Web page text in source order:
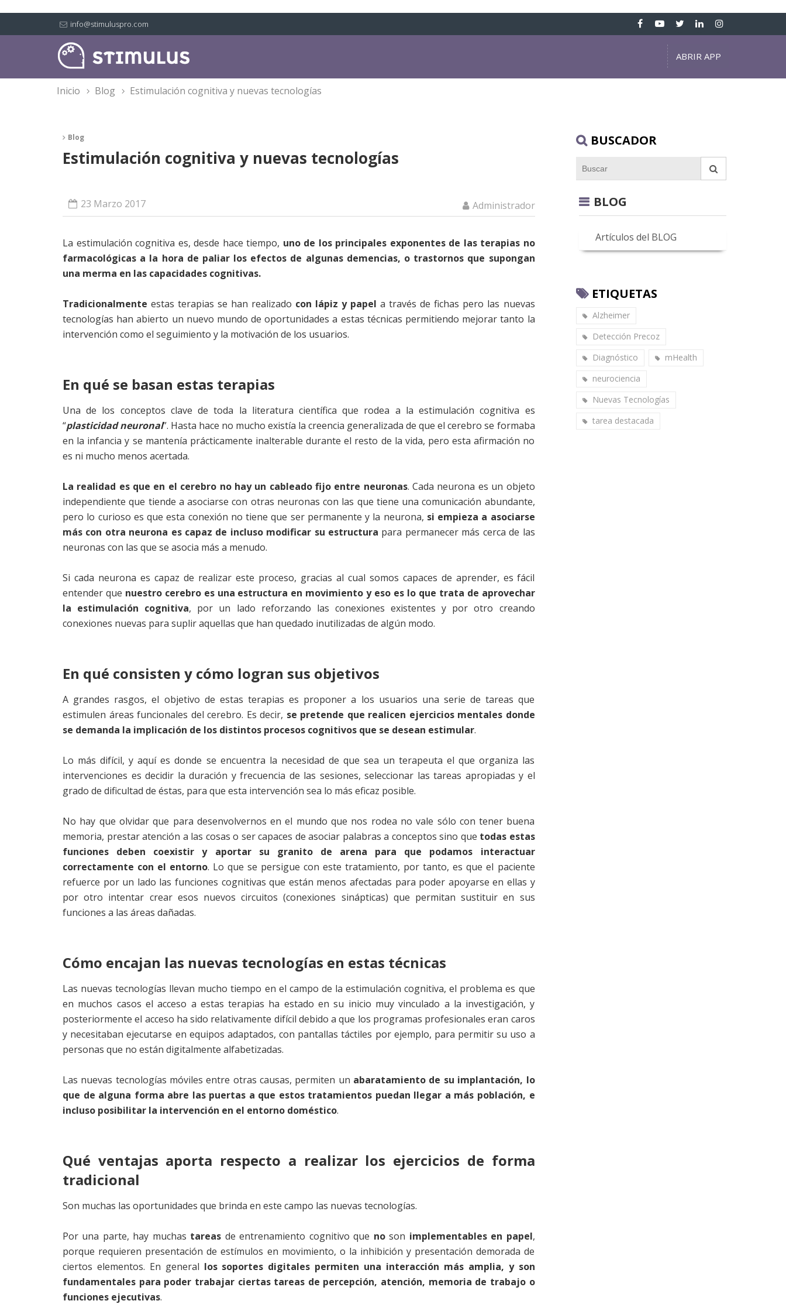
info@stimuluspro.com
ABRIR APP
inicio blog estimulación cognitiva y nuevas tecnologías
Estimulación cognitiva y nuevas tecnologías
23 Marzo 2017
La estimulación cognitiva es, desde hace tiempo, uno de los principales exponentes de las terapias no
farmacológicas a la hora de paliar los efectos de algunas demencias, o trastornos que supongan
una merma en las capacidades cognitivas.
Tradicionalmente estas terapias se han realizado con lápiz y papel a través de fichas pero las nuevas
tecnologías han abierto un nuevo mundo de oportunidades a estas técnicas permitiendo mejorar tanto la
intervención como el seguimiento y la motivación de los usuarios.
En qué se basan estas terapias
Una de los conceptos clave de toda la literatura científica que rodea a la estimulación cognitiva es
“plasticidad neuronal”. Hasta hace no mucho existía la creencia generalizada de que el cerebro se formaba
en la infancia y se mantenía prácticamente inalterable durante el resto de la vida, pero esta afirmación no
es ni mucho menos acertada.
La realidad es que en el cerebro no hay un cableado fijo entre neuronas. Cada neurona es un objeto
independiente que tiende a asociarse con otras neuronas con las que tiene una comunicación abundante,
pero lo curioso es que esta conexión no tiene que ser permanente y la neurona, si empieza a asociarse
más con otra neurona es capaz de incluso modificar su estructura para permanecer más cerca de las
neuronas con las que se asocia más a menudo.
Si cada neurona es capaz de realizar este proceso, gracias al cual somos capaces de aprender, es fácil
entender que nuestro cerebro es una estructura en movimiento y eso es lo que trata de aprovechar
la estimulación cognitiva, por un lado reforzando las conexiones existentes y por otro creando
conexiones nuevas para suplir aquellas que han quedado inutilizadas de algún modo.
En qué consisten y cómo logran sus objetivos
A grandes rasgos, el objetivo de estas terapias es proponer a los usuarios una serie de tareas que
estimulen áreas funcionales del cerebro. Es decir, se pretende que realicen ejercicios mentales donde
se demanda la implicación de los distintos procesos cognitivos que se desean estimular.
Lo más difícil, y aquí es donde se encuentra la necesidad de que sea un terapeuta el que organiza las
intervenciones es decidir la duración y frecuencia de las sesiones, seleccionar las tareas apropiadas y el
grado de dificultad de éstas, para que esta intervención sea lo más eficaz posible.
No hay que olvidar que para desenvolvernos en el mundo que nos rodea no vale sólo con tener buena
memoria, prestar atención a las cosas o ser capaces de asociar palabras a conceptos sino que todas estas
funciones deben coexistir y aportar su granito de arena para que podamos interactuar
correctamente con el entorno. Lo que se persigue con este tratamiento, por tanto, es que el paciente
refuerce por un lado las funciones cognitivas que están menos afectadas para poder apoyarse en ellas y
por otro intentar crear esos nuevos circuitos (conexiones sinápticas) que permitan sustituir en sus
funciones a las áreas dañadas.
Cómo encajan las nuevas tecnologías en estas técnicas
Las nuevas tecnologías llevan mucho tiempo en el campo de la estimulación cognitiva, el problema es que
en muchos casos el acceso a estas terapias ha estado en su inicio muy vinculado a la investigación, y
posteriormente el acceso ha sido relativamente difícil debido a que los programas profesionales eran caros
y necesitaban ejecutarse en equipos adaptados, con pantallas táctiles por ejemplo, para permitir su uso a
personas que no están digitalmente alfabetizadas.
Las nuevas tecnologías móviles entre otras causas, permiten un abaratamiento de su implantación, lo
que de alguna forma abre las puertas a que estos tratamientos puedan llegar a más población, e
incluso posibilitar la intervención en el entorno doméstico.
Qué ventajas aporta respecto a realizar los ejercicios de forma
tradicional
Son muchas las oportunidades que brinda en este campo las nuevas tecnologías.
Por una parte, hay muchas tareas de entrenamiento cognitivo que noson implementables en papel,
porque requieren presentación de estímulos en movimiento, o la inhibición y presentación demorada de
ciertos elementos. En general los soportes digitales permiten una interacción más amplia, y son
fundamentales para poder trabajar ciertas tareas de percepción, atención, memoria de trabajo o
funciones ejecutivas.
Blog
Administrador
BUSCADOR
BLOG
Artículos del BLOG
ETIQUETAS
Alzheimer
Detección Precoz
Diagnóstico
mHealth
neurociencia
Nuevas Tecnologías
tarea destacada